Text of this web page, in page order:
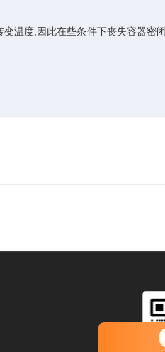
您好！
服务，
温度,因此在些条件下丧失容器密